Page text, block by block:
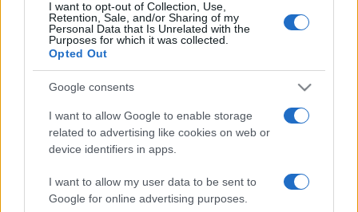
I want to opt-out of Collection, Use,
Retention, Sale, and/or Sharing of my
Personal Data that Is Unrelated with the
Purposes for which it was collected.
Opted Out
Google consents
I want to allow Google to enable storage
related to advertising like cookies on web or
device identifiers in apps.
I want to allow my user data to be sent to
Google for online advertising purposes.
Kamaraegyüttese előadásában a szerző dirigálásával.
A záró koncerten Vidovszky László
mellett Beethoven XVI. (F-dúr) vonósnégyese, Bach d-moll
zongoraversenye, valamint egy Messiaen-darab,
Az isteni
jelenléthárom kis liturgiája hangzik el a Concerto Budapest,
Csalog Gábor, a Purcell Kórus, Bruno Perrault és Ránki Fülöp
A részletes program azwww.arcustemporum.com